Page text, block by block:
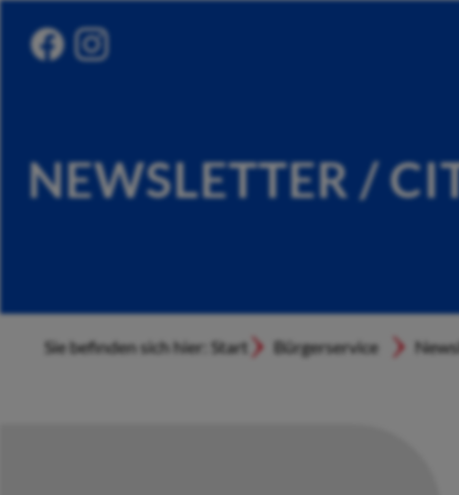
NEWSLETTER /
Sie befinden sich hier: Start Bürgerservice